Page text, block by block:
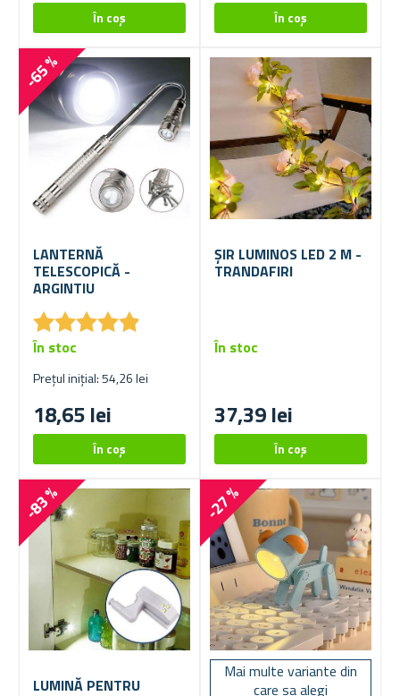
-65 %
LANTERNĂ
TELESCOPICĂ -
ARGINTIU
★★★★★
★★★★★
Prețul inițial: 54,26 lei
18,65 lei
În stoc
ȘIR LUMINOS LED 2 M -
TRANDAFIRI
37,39 lei
În stoc
-83 %
LUMINĂ PENTRU
-27 %
Mai multe variante din
care sa alegi